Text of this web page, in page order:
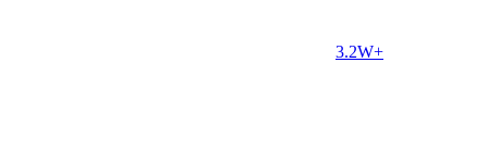
3.2W+